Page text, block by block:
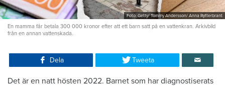
Foto: Getty/ Tommy Andersson/ Anna Rytterbrant
En mamma får betala 300 000 kronor efter att ett barn satt på en vattenkran. Arkivbild
från en annan vattenskada.
Dela Tweeta
Det är en natt hösten 2022. Barnet som har diagnostiserats